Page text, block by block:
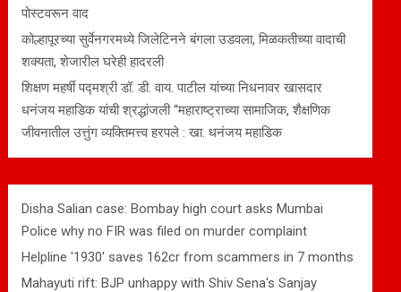
पोस्टवरून वाद
कोल्हापूरच्या सुर्वेनगरमध्ये जिलेटिनने बंगला उडवला, मिळकतीच्या वादाची
शक्यता, शेजारील घरेही हादरली
शिक्षण महर्षी पद्मश्री डॉ. डी. वाय. पाटील यांच्या निधनावर खासदार
धनंजय महाडिक यांची श्रद्धांजली “महाराष्ट्राच्या सामाजिक, शैक्षणिक
जीवनातील उत्तुंग व्यक्तिमत्त्व हरपले : खा. धनंजय महाडिक
Disha Salian case: Bombay high court asks Mumbai
Police why no FIR was filed on murder complaint
Helpline '1930' saves 162cr from scammers in 7 months
Mahayuti rift: BJP unhappy with Shiv Sena's Sanjay